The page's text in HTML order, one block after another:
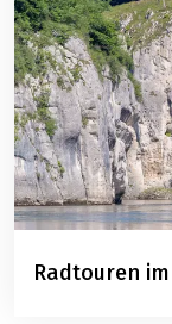
Radtouren